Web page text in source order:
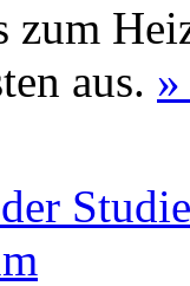
zum
aus.